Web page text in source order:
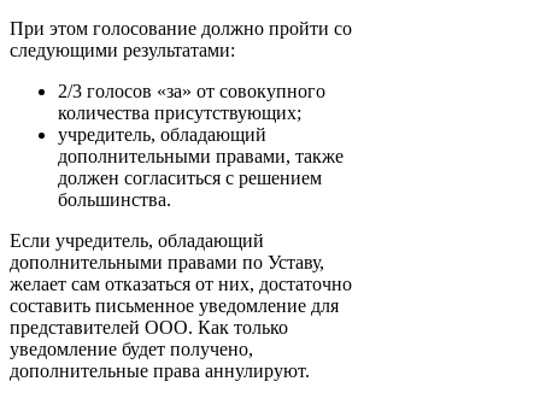
При этом голосование должно пройти со
следующими результатами:
2/3 голосов «за» от совокупного
количества присутствующих;
учредитель, обладающий
дополнительными правами, также
должен согласиться с решением
большинства.
Если учредитель, обладающий
дополнительными правами по Уставу,
желает сам отказаться от них, достаточно
составить письменное уведомление для
представителей ООО. Как только
уведомление будет получено,
дополнительные права аннулируют.